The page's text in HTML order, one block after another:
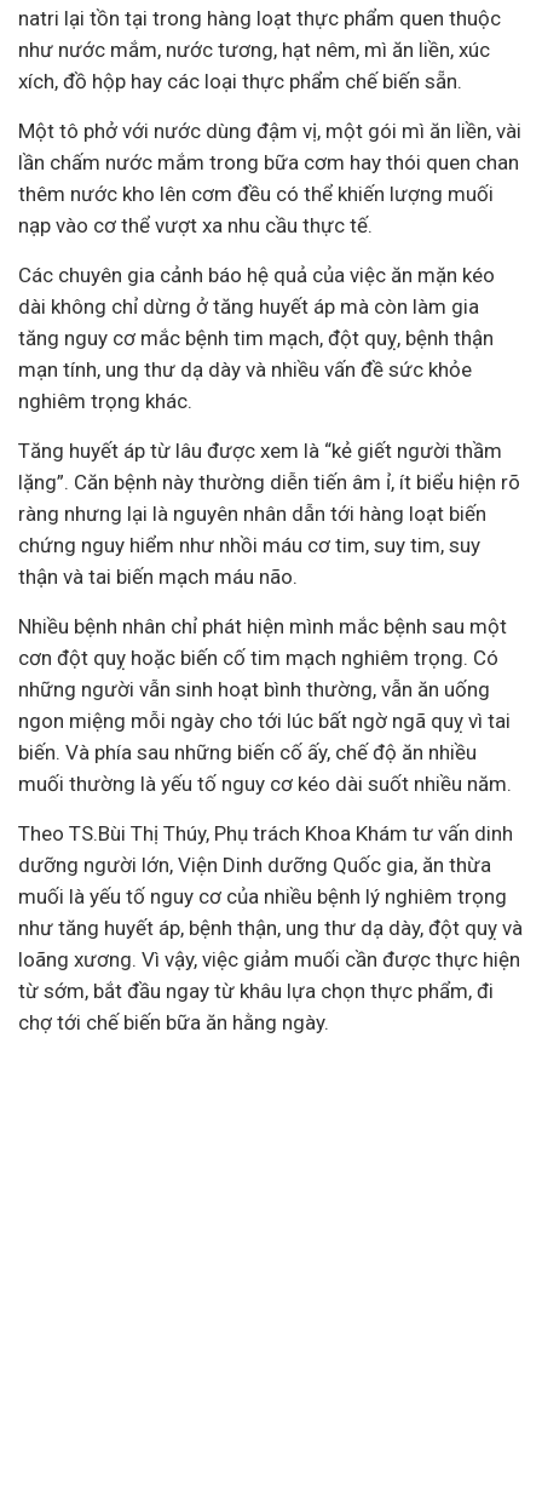
natri lại tồn tại trong hàng loạt thực phẩm quen thuộc
như nước mắm, nước tương, hạt nêm, mì ăn liền, xúc
xích, đồ hộp hay các loại thực phẩm chế biến sẵn.
Một tô phở với nước dùng đậm vị, một gói mì ăn liền, vài
lần chấm nước mắm trong bữa cơm hay thói quen chan
thêm nước kho lên cơm đều có thể khiến lượng muối
nạp vào cơ thể vượt xa nhu cầu thực tế.
Các chuyên gia cảnh báo hệ quả của việc ăn mặn kéo
dài không chỉ dừng ở tăng huyết áp mà còn làm gia
tăng nguy cơ mắc bệnh tim mạch, đột quỵ, bệnh thận
mạn tính, ung thư dạ dày và nhiều vấn đề sức khỏe
nghiêm trọng khác.
Tăng huyết áp từ lâu được xem là “kẻ giết người thầm
lặng”. Căn bệnh này thường diễn tiến âm ỉ, ít biểu hiện rõ
ràng nhưng lại là nguyên nhân dẫn tới hàng loạt biến
chứng nguy hiểm như nhồi máu cơ tim, suy tim, suy
thận và tai biến mạch máu não.
Nhiều bệnh nhân chỉ phát hiện mình mắc bệnh sau một
cơn đột quỵ hoặc biến cố tim mạch nghiêm trọng. Có
những người vẫn sinh hoạt bình thường, vẫn ăn uống
ngon miệng mỗi ngày cho tới lúc bất ngờ ngã quỵ vì tai
biến. Và phía sau những biến cố ấy, chế độ ăn nhiều
muối thường là yếu tố nguy cơ kéo dài suốt nhiều năm.
Theo TS.Bùi Thị Thúy, Phụ trách Khoa Khám tư vấn dinh
dưỡng người lớn, Viện Dinh dưỡng Quốc gia, ăn thừa
muối là yếu tố nguy cơ của nhiều bệnh lý nghiêm trọng
như tăng huyết áp, bệnh thận, ung thư dạ dày, đột quỵ và
loãng xương. Vì vậy, việc giảm muối cần được thực hiện
từ sớm, bắt đầu ngay từ khâu lựa chọn thực phẩm, đi
chợ tới chế biến bữa ăn hằng ngày.